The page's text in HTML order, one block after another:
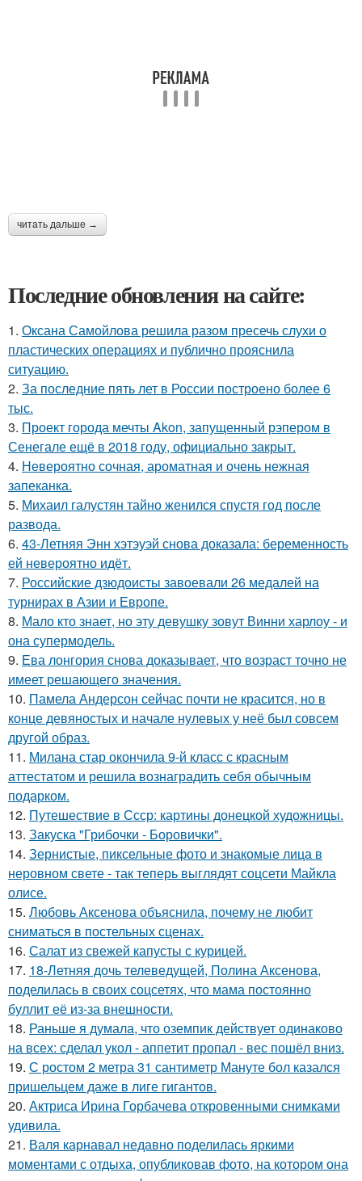
читать дальше →
Последние обновления на сайте:
1. Оксана Самойлова решила разом пресечь слухи о
пластических операциях и публично прояснила
ситуацию.
2. За последние пять лет в России построено более 6
тыс.
3. Проект города мечты Akon, запущенный рэпером в
Сенегале ещё в 2018 году, официально закрыт.
4. Невероятно сочная, ароматная и очень нежная
запеканка.
5. Михаил галустян тайно женился спустя год после
развода.
6. 43-Летняя Энн хэтэуэй снова доказала: беременность
ей невероятно идёт.
7. Российские дзюдоисты завоевали 26 медалей на
турнирах в Азии и Европе.
8. Мало кто знает, но эту девушку зовут Винни харлоу - и
она супермодель.
9. Ева лонгория снова доказывает, что возраст точно не
имеет решающего значения.
10. Памела Андерсон сейчас почти не красится, но в
конце девяностых и начале нулевых у неё был совсем
другой образ.
11. Милана стар окончила 9-й класс с красным
аттестатом и решила вознаградить себя обычным
подарком.
12. Путешествие в Ссср: картины донецкой художницы.
13. Закуска "Грибочки - Боровички".
14. Зернистые, пиксельные фото и знакомые лица в
неровном свете - так теперь выглядят соцсети Майкла
олисе.
15. Любовь Аксенова объяснила, почему не любит
сниматься в постельных сценах.
16. Салат из свежей капусты с курицей.
17. 18-Летняя дочь телеведущей, Полина Аксенова,
поделилась в своих соцсетях, что мама постоянно
буллит её из-за внешности.
18. Раньше я думала, что оземпик действует одинаково
на всех: сделал укол - аппетит пропал - вес пошёл вниз.
19. С ростом 2 метра 31 сантиметр Мануте бол казался
пришельцем даже в лиге гигантов.
20. Актриса Ирина Горбачева откровенными снимками
удивила.
21. Валя карнавал недавно поделилась яркими
моментами с отдыха, опубликовав фото, на котором она